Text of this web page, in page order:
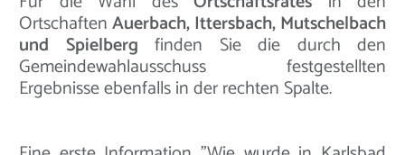
OrtschaftenAuerbach, Ittersbach, Mutschelbach
und Spielberg finden Sie die durch den
Gemeindewahlausschuss festgestellten
Ergebnisse ebenfalls in der rechten Spalte.